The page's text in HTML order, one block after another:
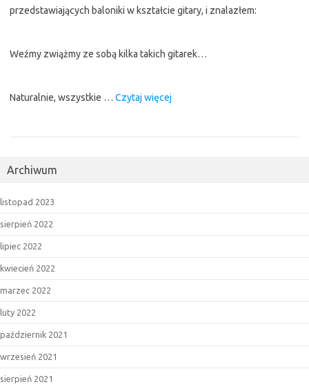
przedstawiających baloniki w kształcie gitary, i znalazłem:
Weźmy zwiążmy ze sobą kilka takich gitarek…
Naturalnie, wszystkie … Czytaj więcej
Archiwum
listopad 2023
sierpień 2022
lipiec 2022
kwiecień 2022
marzec 2022
luty 2022
październik 2021
wrzesień 2021
sierpień 2021